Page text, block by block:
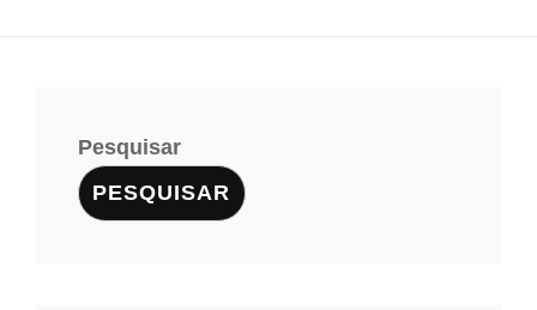
Pesquisar
PESQUISAR